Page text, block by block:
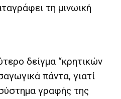
τη μινωική
δείγμα “κρητικών
πάντα, γιατί
γραφής της